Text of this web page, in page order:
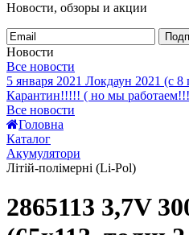
Новости, обзоры и акции
Новости
Все новости
5 января 2021 Локдаун 2021 (с 8
Карантин!!!!! ( но мы
Все новости
Головна
Каталог
Акумулятори
Літій-полімерні (Li-Pol)
2865113 3,7V